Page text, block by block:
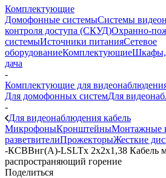
Комплектующие
Домофонные системыСистемы
контроля доступа (СКУД)Охранно-
системыИсточники питанияСетевое
оборудованиеКомплектующиеШкафы,
дача
-
Комплектующие для
Для домофонных системДля
-
Для видеонаблюдения кабель
МикрофоныКронштейныМонтажные
разветвителиПрожекторыЖесткие
-КСВВнг(А)-LSLTx 2х2х1,38 Кабель
распространяющий горение
Поделиться